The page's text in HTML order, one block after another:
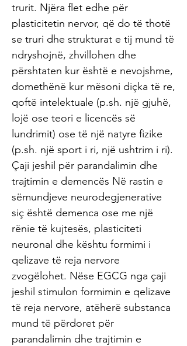
trurit. Njëra flet edhe për
plasticitetin nervor, që do të thotë
se truri dhe strukturat e tij mund të
ndryshojnë, zhvillohen dhe
përshtaten kur është e nevojshme,
domethënë kur mësoni diçka të re,
qoftë intelektuale (p.sh. një gjuhë,
lojë ose teori e licencës së
lundrimit) ose të një natyre fizike
(p.sh. një sport i ri, një ushtrim i ri).
Çaji jeshil për parandalimin dhe
trajtimin e demencës Në rastin e
sëmundjeve neurodegjenerative
siç është demenca ose me një
rënie të kujtesës, plasticiteti
neuronal dhe kështu formimi i
qelizave të reja nervore
zvogëlohet. Nëse EGCG nga çaji
jeshil stimulon formimin e qelizave
të reja nervore, atëherë substanca
mund të përdoret për
parandalimin dhe trajtimin e